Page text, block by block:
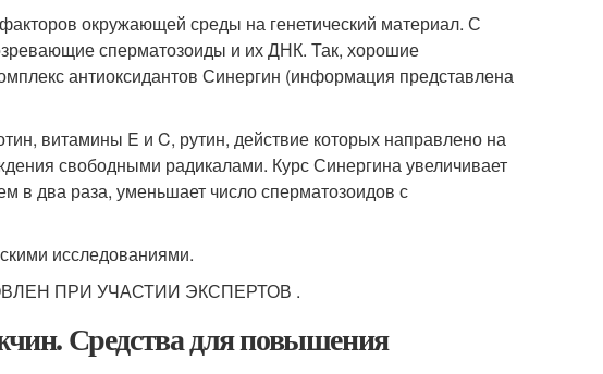
окружающей среды на генетический материал. С
сперматозоиды и их ДНК. Так, хорошие
антиоксидантов Синергин (информация представлена
витамины E и C, рутин, действие которых направлено на
свободными радикалами. Курс Синергина увеличивает
в два раза, уменьшает число сперматозоидов с
исследованиями.
ПРИ УЧАСТИИ ЭКСПЕРТОВ .
Средства для повышения